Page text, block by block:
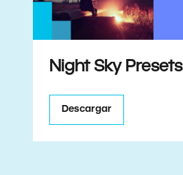
Night Sky Presets
Descargar